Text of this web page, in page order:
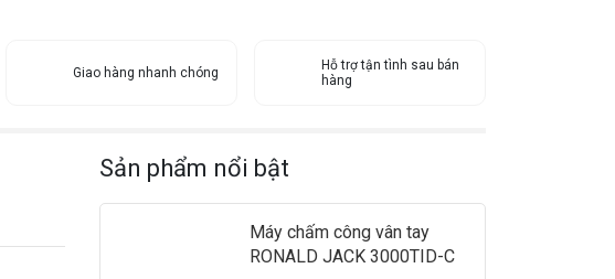
Giao hàng nhanh chóng
Hỗ trợ tận tình sau bán
hàng
Sản phẩm nổi bật
Máy chấm công vân tay
RONALD JACK 3000TID-C